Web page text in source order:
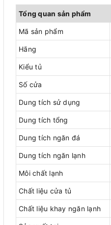
Tổng quan sản phẩm
Mã sản phẩm
Hãng
Kiểu tủ
Số cửa
Dung tích sử dụng
Dung tích tổng
Dung tích ngăn đá
Dung tích ngăn lạnh
Môi chất lạnh
Chất liệu cửa tủ
Chất liệu khay ngăn lạnh